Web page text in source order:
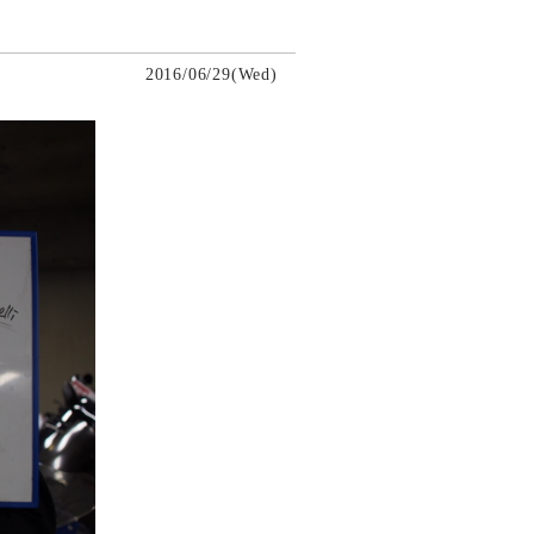
2016/06/29(Wed)